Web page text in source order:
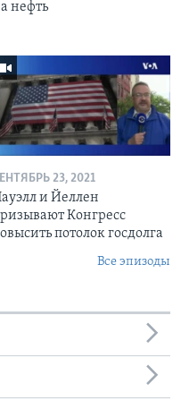
нефть
23, 2021
и Йеллен
Конгресс
потолок госдолга
Все эпизоды